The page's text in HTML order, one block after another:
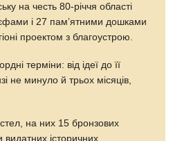
на честь 80-річчя області
і 27 пам’ятними дошками
проектом з благоустрою.
терміни: від ідеї до її
не минуло й трьох місяців,
на них 15 бронзових
історичних